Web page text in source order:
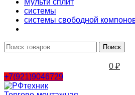
Мульти сплит
системы
системы свободной
Поиск
0 ₽
+7(921)9046729